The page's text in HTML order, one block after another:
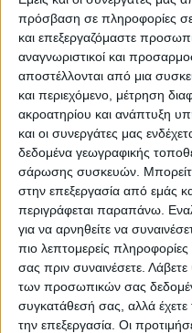
πρόσβαση σε πληροφορίες
και επεξεργαζόμαστε
αναγνωριστικοί και
αποστέλλονται από μια
και περιεχόμενο, μέτρηση
ακροατηρίου και ανάπτυξη
και οι συνεργάτες μας
δεδομένα γεωγραφικής
σάρωσης συσκευών. Μπορείτε
στην επεξεργασία από εμάς
περιγράφεται παραπάνω.
για να αρνηθείτε να
πιο λεπτομερείς πληροφορίες
σας πριν συναινέσετε. Λάβετε
των προσωπικών σας
συγκατάθεσή σας, αλλά έχετε
την επεξεργασία. Οι
ντροπη
Ξεπερνώντας την ντροπή
Οι δύο πλευρές της